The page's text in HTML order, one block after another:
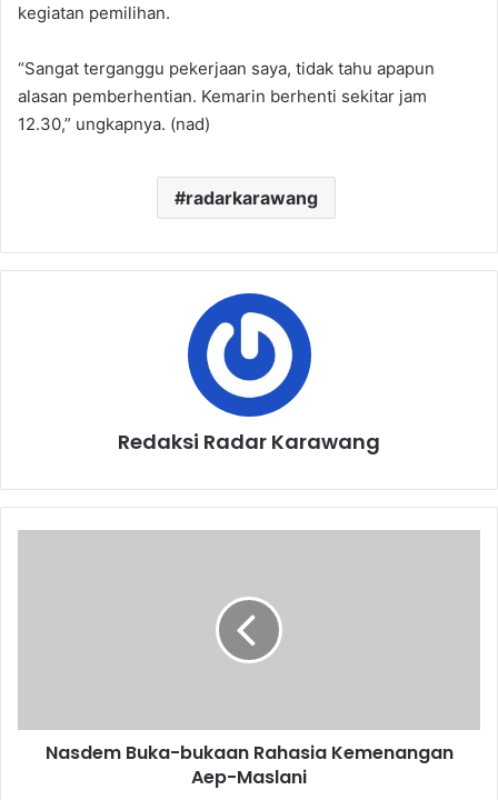
kegiatan pemilihan.
“Sangat terganggu pekerjaan saya, tidak tahu apapun
alasan pemberhentian. Kemarin berhenti sekitar jam
12.30,” ungkapnya. (nad)
radarkarawang
Redaksi Radar Karawang
Nasdem Buka-bukaan Rahasia Kemenangan
Aep-Maslani